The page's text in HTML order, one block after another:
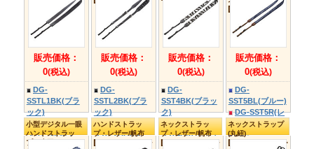
販売価格：
0(税込)
販売価格：
0(税込)